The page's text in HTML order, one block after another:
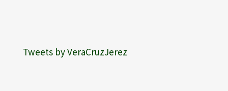
Tweets by VeraCruzJerez